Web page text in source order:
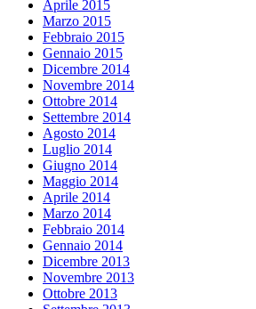
Aprile 2015
Marzo 2015
Febbraio 2015
Gennaio 2015
Dicembre 2014
Novembre 2014
Ottobre 2014
Settembre 2014
Agosto 2014
Luglio 2014
Giugno 2014
Maggio 2014
Aprile 2014
Marzo 2014
Febbraio 2014
Gennaio 2014
Dicembre 2013
Novembre 2013
Ottobre 2013